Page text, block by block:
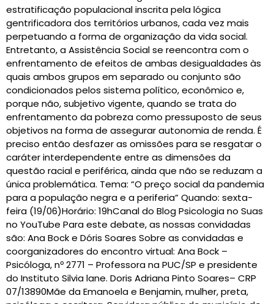
estratificação populacional inscrita pela lógica
gentrificadora dos territórios urbanos, cada vez mais
perpetuando a forma de organização da vida social.
Entretanto, a Assistência Social se reencontra com o
enfrentamento de efeitos de ambas desigualdades às
quais ambos grupos em separado ou conjunto são
condicionados pelos sistema político, econômico e,
porque não, subjetivo vigente, quando se trata do
enfrentamento da pobreza como pressuposto de seus
objetivos na forma de assegurar autonomia de renda. É
preciso então desfazer as omissões para se resgatar o
caráter interdependente entre as dimensões da
questão racial e periférica, ainda que não se reduzam a
única problemática. Tema: “O preço social da pandemia
para a população negra e a periferia” Quando: sexta-
feira (19/06)Horário: 19hCanal do Blog Psicologia no Suas
no YouTube Para este debate, as nossas convidadas
são: Ana Bock e Dóris Soares Sobre as convidadas e
coorganizadores do encontro virtual: Ana Bock –
Psicóloga, nº 2771 – Professora na PUC/SP e presidente
do Instituto Silvia lane. Doris Adriana Pinto Soares– CRP
07/13890Mãe da Emanoela e Benjamin, mulher, preta,